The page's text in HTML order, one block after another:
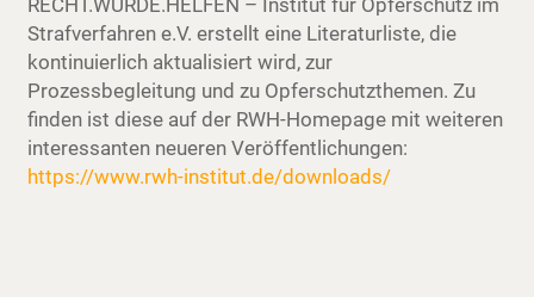
RECHT.WÜRDE.HELFEN – Institut für Opferschutz im
Strafverfahren e.V. erstellt eine Literaturliste, die
kontinuierlich aktualisiert wird, zur
Prozessbegleitung und zu Opferschutzthemen. Zu
finden ist diese auf der RWH-Homepage mit weiteren
interessanten neueren Veröffentlichungen:
https://www.rwh-institut.de/downloads/